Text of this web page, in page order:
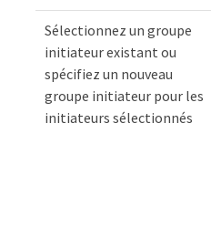
Sélectionnez un groupe
initiateur existant ou
spécifiez un nouveau
groupe initiateur pour les
initiateurs sélectionnés